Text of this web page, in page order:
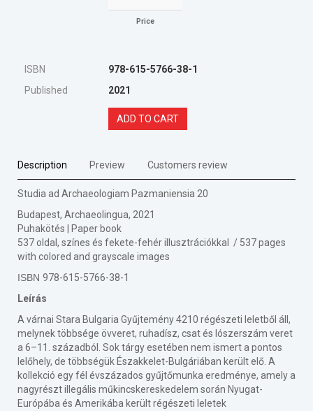
Price
ISBN
978-615-5766-38-1
Published
2021
ADD TO CART
Description Preview Customers review
Studia ad Archaeologiam Pazmaniensia 20
Budapest, Archaeolingua, 2021
Puhakötés | Paper book
537 oldal, színes és fekete-fehér illusztrációkkal / 537 pages
with colored and grayscale images
ISBN 978-615-5766-38-1
Leírás
A várnai Stara Bulgaria Gyűjtemény 4210 régészeti leletből áll,
melynek többsége övveret, ruhadísz, csat és lószerszám veret
a 6–11. századból. Sok tárgy esetében nem ismert a pontos
lelőhely, de többségük Északkelet-Bulgáriában került elő. A
kollekció egy fél évszázados gyűjtőmunka eredménye, amely a
nagyrészt illegális műkincskereskedelem során Nyugat-
Európába és Amerikába került régészeti leletek